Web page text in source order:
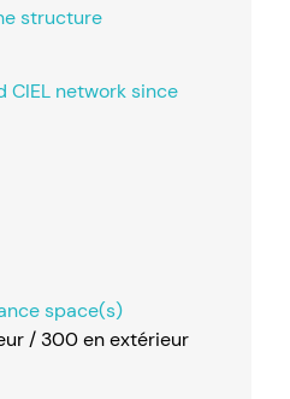
structure
CIEL network since
space(s)
/ 300 en extérieur